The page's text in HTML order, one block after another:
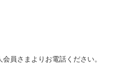
員さまよりお電話ください。